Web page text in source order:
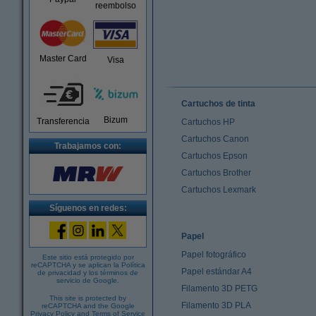
reembolso
Master Card Visa
Transferencia Bizum
Trabajamos con:
Síguenos en redes:
Este sitio está protegido por
reCAPTCHA y se aplican la Política
de privacidad y los términos de
servicio de Google
This site is protected by
reCAPTCHA and the Google
Privacy Policy and Terms of Service
Cartuchos de tinta
Cartuchos HP
Cartuchos Canon
Cartuchos Epson
Cartuchos Brother
Cartuchos Lexmark
Papel
Papel fotográfico
Papel estándar A4
Filamento 3D PETG
Filamento 3D PLA